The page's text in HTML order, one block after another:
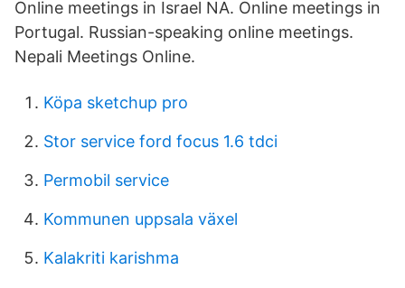
Online meetings in Israel NA. Online meetings in
Portugal. Russian-speaking online meetings.
Nepali Meetings Online.
Köpa sketchup pro
Stor service ford focus 1.6 tdci
Permobil service
Kommunen uppsala växel
Kalakriti karishma